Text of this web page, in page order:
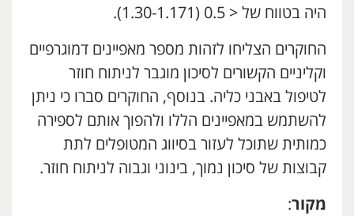
היה בטווח של < 0.5 (1.30-1.171).
החוקרים הצליחו לזהות מספר מאפיינים דמוגרפיים
וקליניים הקשורים לסיכון מוגבר לניתוח חוזר
לטיפול באבני כליה. בנוסף, החוקרים סברו כי ניתן
להשתמש במאפיינים הללו ולהפוך אותם לספירה
כמותית שתוכל לעזור בסיווג המטופלים לתת
קבוצות של סיכון נמוך, בינוני וגבוה לניתוח חוזר.
מקור: